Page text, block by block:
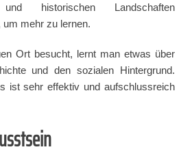
historischen Landschaften
mehr zu lernen.
Ort besucht, lernt man etwas über
und den sozialen Hintergrund.
ist sehr effektiv und aufschlussreich